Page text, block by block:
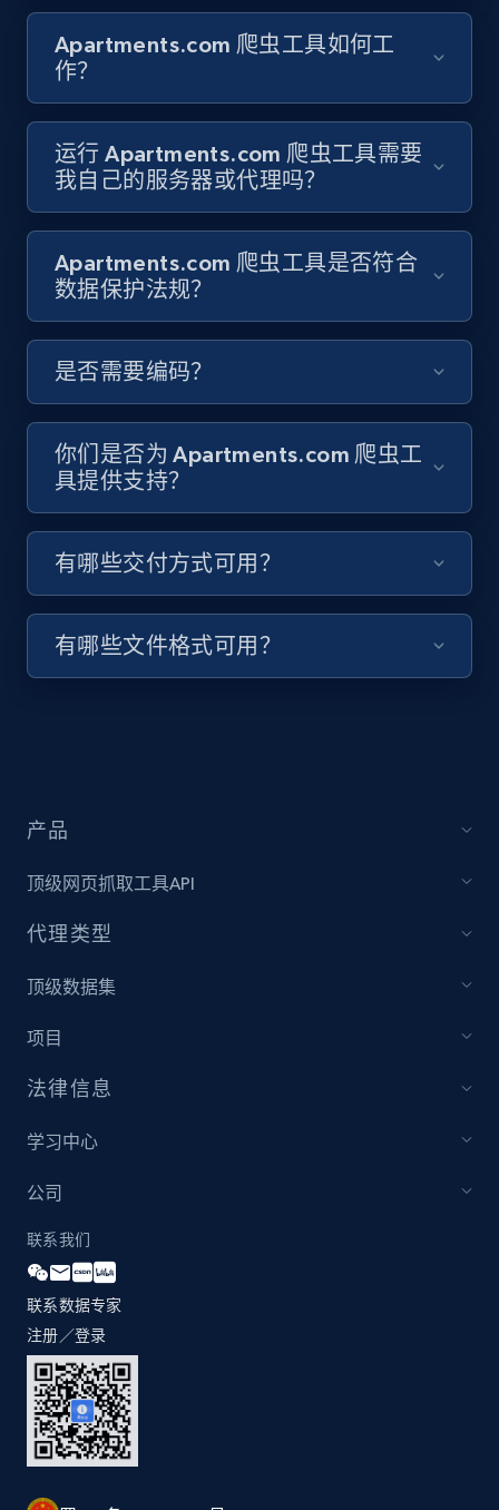
Youtube - Videos posts - Search new
youtube videos by keyword
URL, Title, Youtuber, Youtuber md5, Video url,
Video length, Likes, Views, and more.
8.1K+ 716+ 注册使用
Youtube - Videos posts - Discover videos by
channel URL
URL, Title, Youtuber, Youtuber md5, Video url,
Video length, Likes, Views, and more.
8.1K+ 716+ 注册使用
Youtube - Videos posts - Search videos by
keyword and then apply relevant video
URL, Title, Youtuber, Youtuber md5, Video url,
Video length, Likes, Views, and more.
posts by hashtags
URL, Title, Youtuber, Youtuber md5, Video url,
by Explore page URL
URL, Title, Youtuber, Youtuber md5, Video url,
Video length, Likes, Views, and more.
Youtube - Videos posts - Discovery videos
by podcast url
URL, Title, Youtuber, Youtuber md5, Video url,
Video length, Likes, Views, and more.
8.1K+
Apartments.com 爬虫工具如何工
作？
运行 Apartments.com 爬虫工具需要
我自己的服务器或代理吗？
Apartments.com 爬虫工具是否符合
数据保护法规？
是否需要编码？
你们是否为 Apartments.com 爬虫工
具提供支持？
有哪些交付方式可用？
有哪些文件格式可用？
产品
顶级网页抓取工具API
代理类型
顶级数据集
项目
法律信息
学习中心
公司
联系我们
联系数据专家
注册／登录